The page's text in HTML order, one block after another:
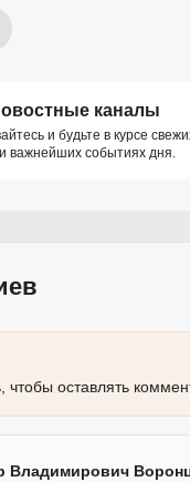
каналы
и будьте в курсе
важнейших событиях дня.
чтобы оставлять
Владимирович